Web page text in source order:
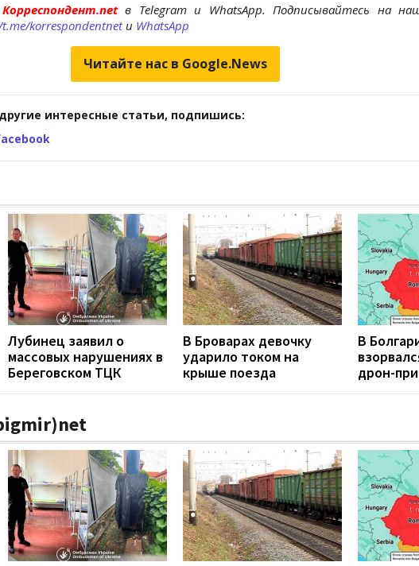
Корреспондент.netв Telegram и WhatsApp. Подписывайтесь на
korrespondentnetи WhatsApp
Читайте нас в Google.News
интересные статьи, подпишись:
Лубинец заявил о
массовых нарушениях в
Береговском ТЦК
В Броварах девочку
ударило током на
крыше поезда
В
дрон-